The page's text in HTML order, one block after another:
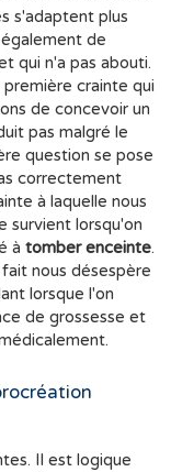
s'adaptent plus
de
qui n'a pas abouti.
première crainte qui
de concevoir un
pas malgré le
question se pose
correctement
à laquelle nous
survient lorsqu'on
à tomber enceinte.
nous désespère
lorsque l'on
de grossesse et
Il est logique